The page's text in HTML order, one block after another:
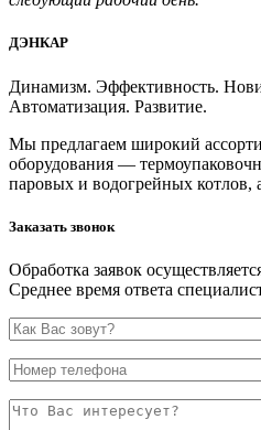
ДЭНКАР
Динамизм. Эффективность.
Автоматизация. Развитие.
Мы предлагаем широкий
оборудования —
паровых и водогрейных котлов,
Заказать звонок
Обработка заявок
Среднее время ответа